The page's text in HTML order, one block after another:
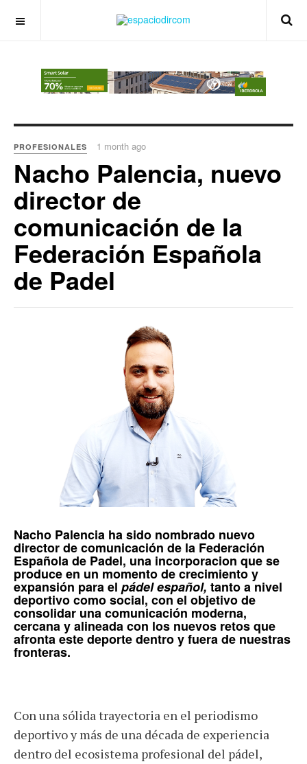
PROFESIONALES 1 month ago
Nacho Palencia, nuevo
director de
comunicación de la
Federación Española
de Padel
Nacho Palencia ha sido nombrado nuevo
director de comunicación de la Federación
Española de Padel, una incorporacion que se
produce en un momento de crecimiento y
expansión para el pádel español, tanto a nivel
deportivo como social, con el objetivo de
consolidar una comunicación moderna,
cercana y alineada con los nuevos retos que
afronta este deporte dentro y fuera de nuestras
fronteras.
Con una sólida trayectoria en el periodismo
deportivo y más de una década de experiencia
dentro del ecosistema profesional del pádel,